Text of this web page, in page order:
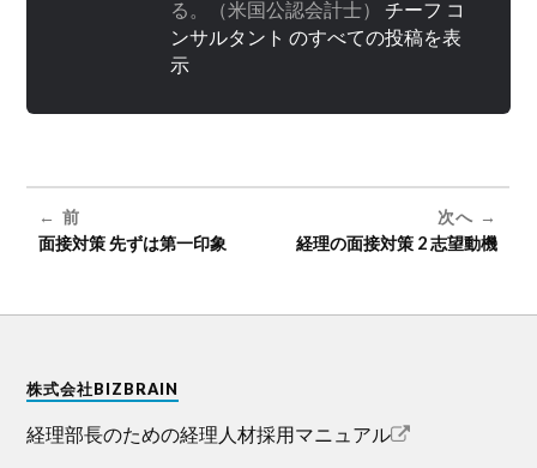
る。（米国公認会計士）チーフ コ
ンサルタント のすべての投稿を表
示
前
面接対策 先ずは第一印象
次へ
経理の面接対策 2 志望動機
株式会社BIZBRAIN
経理部長のための経理人材採用マニュアル